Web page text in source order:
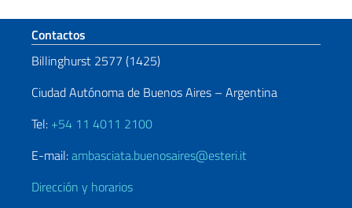
Sezione footer
Contactos
Billinghurst 2577 (1425)
Ciudad Autónoma de Buenos Aires – Argentina
Tel: +54 11 4011 2100
E-mail:ambasciata.buenosaires@esteri.it
Dirección y horarios